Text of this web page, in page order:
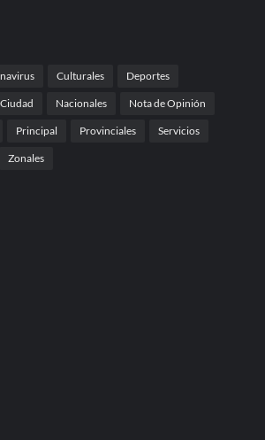
Culturales Deportes
Nacionales Nota de Opinión
Principal Provinciales Servicios
Zonales